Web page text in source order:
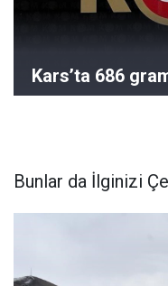
Kars’ta 686
Bunlar da İlginizi